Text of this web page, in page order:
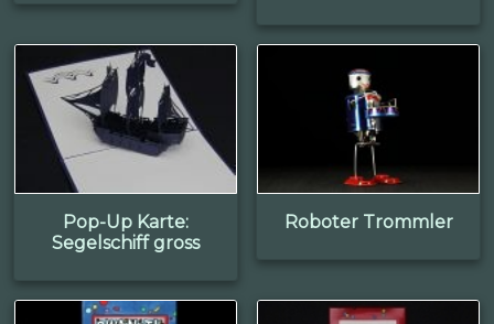
Pop-Up Karte:
Segelschiff gross
Roboter Trommler